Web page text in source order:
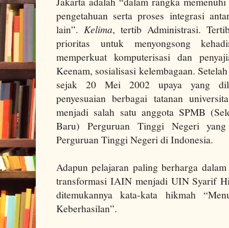
pengetahuan serta proses integrasi
lain”. Kelima, tertib Administrasi.
prioritas untuk menyongsong
memperkuat komputerisasi dan
Keenam, sosialisasi kelembagaan.
sejak 20 Mei 2002 upaya yang
penyesuaian berbagai tatanan
menjadi salah satu anggota SPMB
Baru) Perguruan Tinggi Negeri yang
Perguruan Tinggi Negeri di Indonesia.
Adapun pelajaran paling berharga
transformasi IAIN menjadi UIN Syarif
ditemukannya kata-kata hikmah
Keberhasilan”.